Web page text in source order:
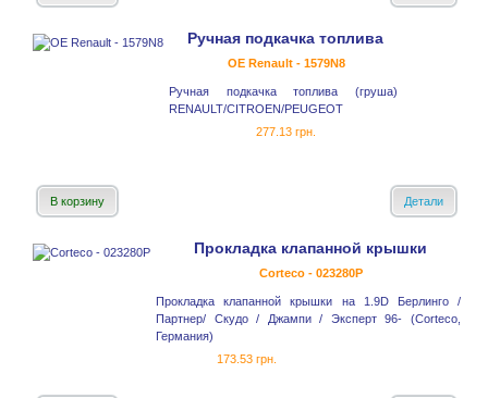
Ручная подкачка топлива
OE Renault - 1579N8
Ручная подкачка топлива (груша)
RENAULT/CITROEN/PEUGEOT
277.13 грн.
В корзину Детали
Прокладка клапанной крышки
Corteco - 023280P
Прокладка клапанной крышки на 1.9D Берлинго /
Партнер/ Скудо / Джампи / Эксперт 96- (Corteco,
Германия)
173.53 грн.